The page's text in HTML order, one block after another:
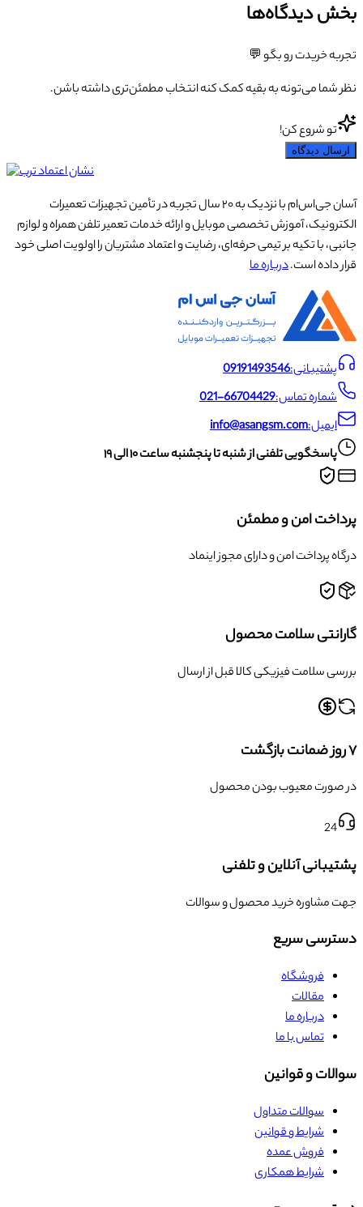
بخش دیدگاه‌ها
تجربه خریدت رو بگو 💬
نظر شما می‌تونه به بقیه کمک کنه انتخاب مطمئن‌تری داشته باشن.
تو شروع کن!
ارسال دیدگاه
آسان جی‌اس‌ام با نزدیک به ۲۰ سال تجربه در تأمین تجهیزات تعمیرات
الکترونیک، آموزش تخصصی موبایل و ارائه خدمات تعمیر تلفن همراه و لوازم
جانبی، با تکیه بر تیمی حرفه‌ای، رضایت و اعتماد مشتریان را اولویت اصلی خود
قرار داده است.درباره ما
پشتیبانی:09191493546
شماره تماس:021-66704429
ایمیل:info@asangsm.com
پاسخگویی تلفنی از شنبه تا پنجشنبه ساعت ۱۰ الی ۱۹
پرداخت امن و مطمئن
درگاه پرداخت امن و دارای مجوز اینماد
گارانتی سلامت محصول
بررسی سلامت فیزیکی کالا قبل از ارسال
۷ روز ضمانت بازگشت
در صورت معیوب بودن محصول
24
پشتیبانی آنلاین و تلفنی
جهت مشاوره خرید محصول و سوالات
دسترسی سریع
فروشگاه
مقالات
درباره ما
تماس با ما
سوالات و قوانین
سوالات متداول
شرایط و قوانین
فروش عمده
شرایط همکاری